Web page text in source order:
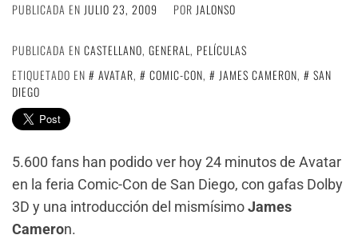
PUBLICADA EN JULIO 23, 2009 POR JALONSO
PUBLICADA EN CASTELLANO, GENERAL, PELÍCULAS
ETIQUETADO EN
AVATAR, COMIC-CON, JAMES CAMERON,
SAN
DIEGO
5.600 fans han podido ver hoy 24 minutos de Avatar
en la feria Comic-Con de San Diego, con gafas Dolby
3D y una introducción del mismísimoJames
Cameron.